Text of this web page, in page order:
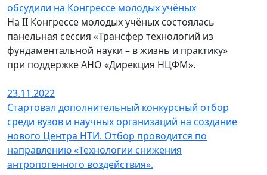
обсудили на Конгрессе молодых учёных
На II Конгрессе молодых учёных состоялась
панельная сессия «Трансфер технологий из
фундаментальной науки – в жизнь и практику»
при поддержке АНО «Дирекция НЦФМ».
23.11.2022
Стартовал дополнительный конкурсный отбор
среди вузов и научных организаций на создание
нового Центра НТИ. Отбор проводится по
направлению «Технологии снижения
антропогенного воздействия».